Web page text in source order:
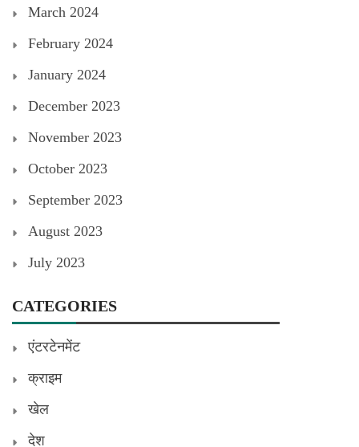
March 2024
February 2024
January 2024
December 2023
November 2023
October 2023
September 2023
August 2023
July 2023
CATEGORIES
एंटरटेनमेंट
क्राइम
खेल
देश